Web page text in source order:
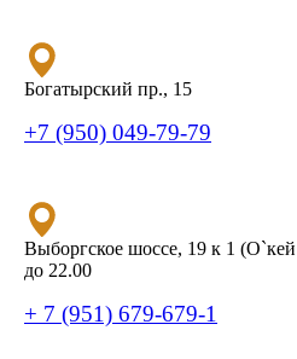
Богатырский пр., 15
+7 (950) 049-79-79
Выборгское шоссе, 19 к 1
до 22.00
+ 7 (951) 679-679-1